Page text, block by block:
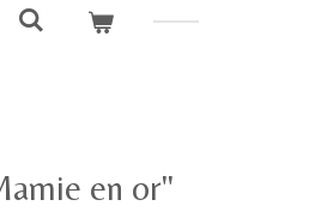
en or"